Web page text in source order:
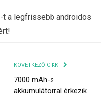
-t a legfrissebb androidos
KÖVETKEZŐ CIKK
7000 mAh-s
akkumulátorral érkezik